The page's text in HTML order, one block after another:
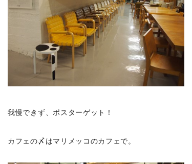
我慢できず、ポスターゲット！
カフェの〆はマリメッコのカフェで。